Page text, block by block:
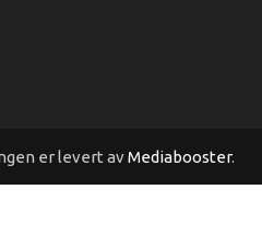
er levert avMediabooster.